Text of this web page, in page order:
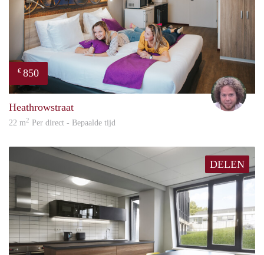
€ 850
Heathrowstraat
22 m2 Per direct - Bepaalde tijd
DELEN